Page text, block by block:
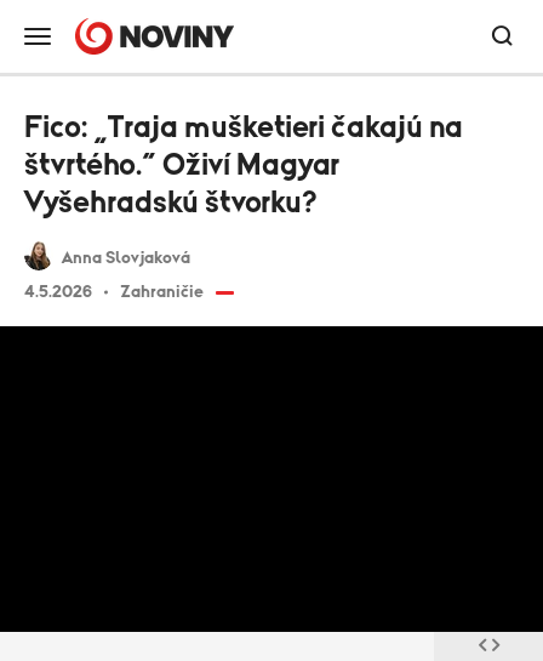
Anna Slovjaková
4.5.2026
Zahraničie
Fico: „Traja mušketieri čakajú na
štvrtého.“ Oživí Magyar
Vyšehradskú štvorku?